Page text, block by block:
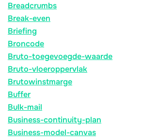
Breadcrumbs
Break-even
Briefing
Broncode
Bruto-toegevoegde-waarde
Bruto-vloeroppervlak
Brutowinstmarge
Buffer
Bulk-mail
Business-continuity-plan
Business-model-canvas